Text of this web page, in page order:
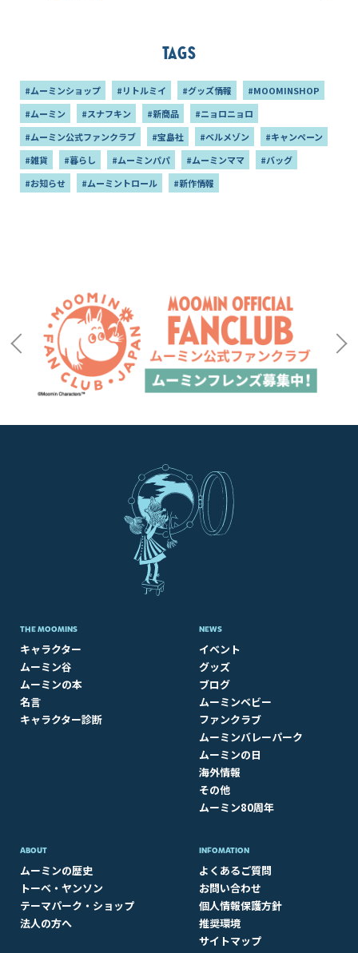
Tags
#ムーミンショップ #リトルミイ #グッズ情報
#MOOMINSHOP
#ムーミン
#スナフキン #新商品
#ニョロニョロ
#ムーミン公式ファンクラブ
#宝島社 #ベルメゾン
#キャンペーン
#雑貨
#暮らし #ムーミンパパ #ムーミンママ
#バッグ
#お知らせ
#ムーミントロール #新作情報
THE MOOMINS
キャラクター
ムーミン谷
ムーミンの本
名言
キャラクター診断
NEWS
イベント
グッズ
ブログ
ムーミンベビー
ファンクラブ
ムーミンバレーパーク
ムーミンの日
海外情報
その他
ムーミン80周年
ABOUT​
ムーミンの歴史
トーベ・ヤンソン
テーマパーク・ショップ
法人の方へ
INFOMATION
よくあるご質問
お問い合わせ
個人情報保護方針
推奨環境
サイトマップ